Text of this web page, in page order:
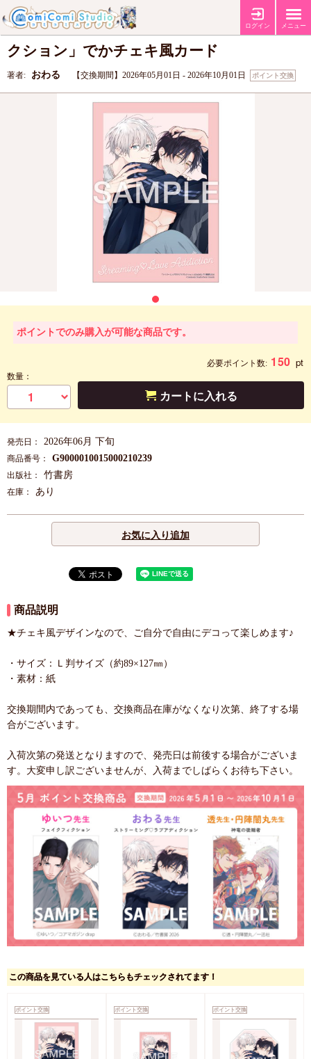
ログイン メニュー
おわる先生「ストリーミング・ラブアディ
クション」でかチェキ風カード
著者: おわる 【交換期間】2026年05月01日 - 2026年10月01日 ポイント交換
ポイントでのみ購入が可能な商品です。
必要ポイント数: 150 pt
数量：
カートに入れる
発売日： 2026年06月 下旬
商品番号： G9000010015000210239
出版社： 竹書房
在庫： あり
お気に入り追加
商品説明
★チェキ風デザインなので、ご自分で自由にデコって楽しめます♪
・サイズ：Ｌ判サイズ（約89×127㎜）
・素材：紙
交換期間内であっても、交換商品在庫がなくなり次第、終了する場
合がございます。
入荷次第の発送となりますので、発売日は前後する場合がございま
す。大変申し訳ございませんが、入荷までしばらくお待ち下さい。
この商品を見ている人はこちらもチェックされてます！
ポイント交換 ポイント交換 ポイント交換